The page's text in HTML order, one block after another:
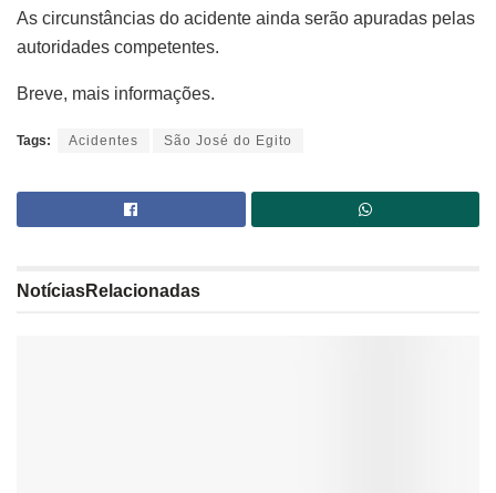
As circunstâncias do acidente ainda serão apuradas pelas
autoridades competentes.
Breve, mais informações.
Tags: Acidentes São José do Egito
NotíciasRelacionadas